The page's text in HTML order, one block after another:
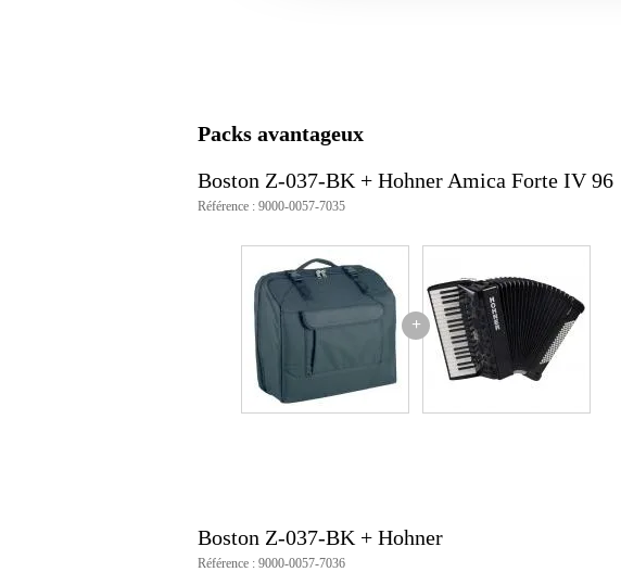
Packs avantageux
Boston Z-037-BK + Hohner Amica Forte IV 96
Référence : 9000-0057-7035
+
Boston Z-037-BK + Hohner
Référence : 9000-0057-7036